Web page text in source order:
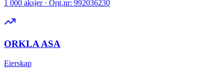
1 000 aksjer · Org.nr: 992036230
ORKLA ASA
Eierskap